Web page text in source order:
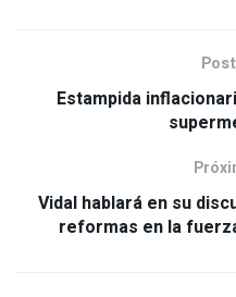
Estampida
Vidal hablará en su
reformas en la